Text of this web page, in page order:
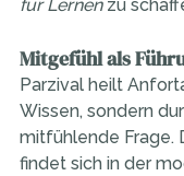
für Lernen zu
Mitgefühl als
Parzival heilt
Wissen, sondern
mitfühlende Frage.
findet sich in der